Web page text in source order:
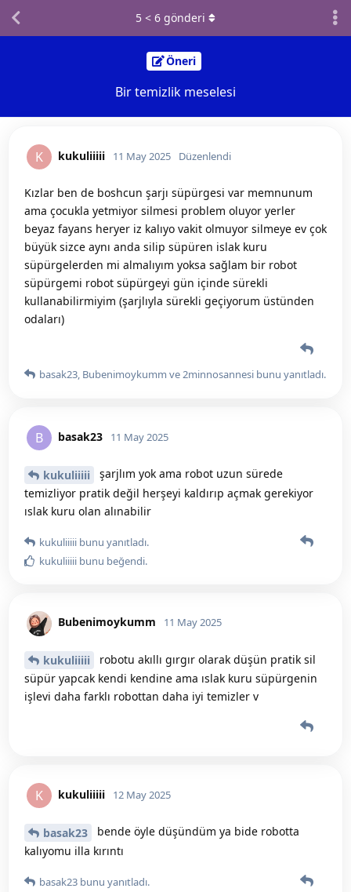
Öneri
Bir temizlik meselesi
5 < 6 gönderi
K kukuliiiii 11 May 2025 Düzenlendi
Kızlar ben de boshcun şarjı süpürgesi var memnunum
ama çocukla yetmiyor silmesi problem oluyor yerler
beyaz fayans heryer iz kalıyo vakit olmuyor silmeye ev çok
büyük sizce aynı anda silip süpüren islak kuru
süpürgelerden mi almalıyım yoksa sağlam bir robot
süpürgemi robot süpürgeyi gün içinde sürekli
kullanabilirmiyim (şarjlıyla sürekli geçiyorum üstünden
odaları)
basak23, Bubenimoykumm ve2minnosannesi bunu yanıtladı.
B basak23 11 May 2025
kukuliiiii
şarjlım yok ama robot uzun sürede
temizliyor pratik değil herşeyi kaldırıp açmak gerekiyor
ıslak kuru olan alınabilir
kukuliiiii bunu yanıtladı.
kukuliiiii bunu beğendi.
Bubenimoykumm 11 May 2025
kukuliiiii
robotu akıllı gırgır olarak düşün pratik sil
süpür yapcak kendi kendine ama ıslak kuru süpürgenin
işlevi daha farklı robottan daha iyi temizler v
K kukuliiiii 12 May 2025
basak23
bende öyle düşündüm ya bide robotta
kalıyomu illa kırıntı
basak23 bunu yanıtladı.